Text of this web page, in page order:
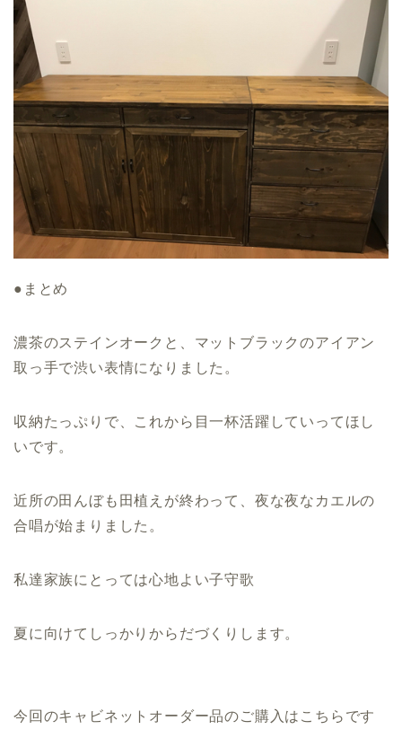
●まとめ
濃茶のステインオークと、マットブラックのアイアン
取っ手で渋い表情になりました。
収納たっぷりで、これから目一杯活躍していってほし
いです。
近所の田んぼも田植えが終わって、夜な夜なカエルの
合唱が始まりました。
私達家族にとっては心地よい子守歌
夏に向けてしっかりからだづくりします。
今回のキャビネットオーダー品のご購入はこちらです